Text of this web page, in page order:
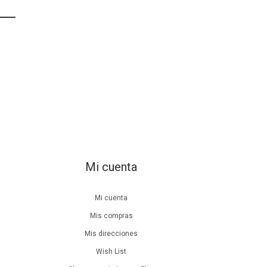
Mi cuenta
Mi cuenta
Mis compras
Mis direcciones
Wish List